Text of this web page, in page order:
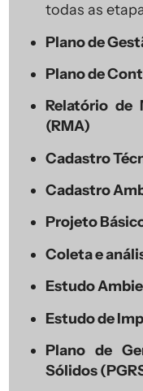
todas as
Plano de
Plano de
Relatório de
(RMA)
Cadastro
Cadastro
Projeto
Coleta e
Estudo
Estudo de
Plano de
Sólidos